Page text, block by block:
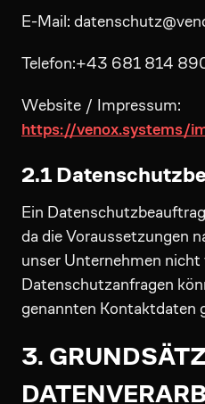
E-Mail:
Telefon:+43 681 814
Website / Impressum:
https://venox.systems/
2.1
Ein
da die Voraussetzungen
unser Unternehmen nicht
Datenschutzanfragen
genannten Kontaktdaten
3.